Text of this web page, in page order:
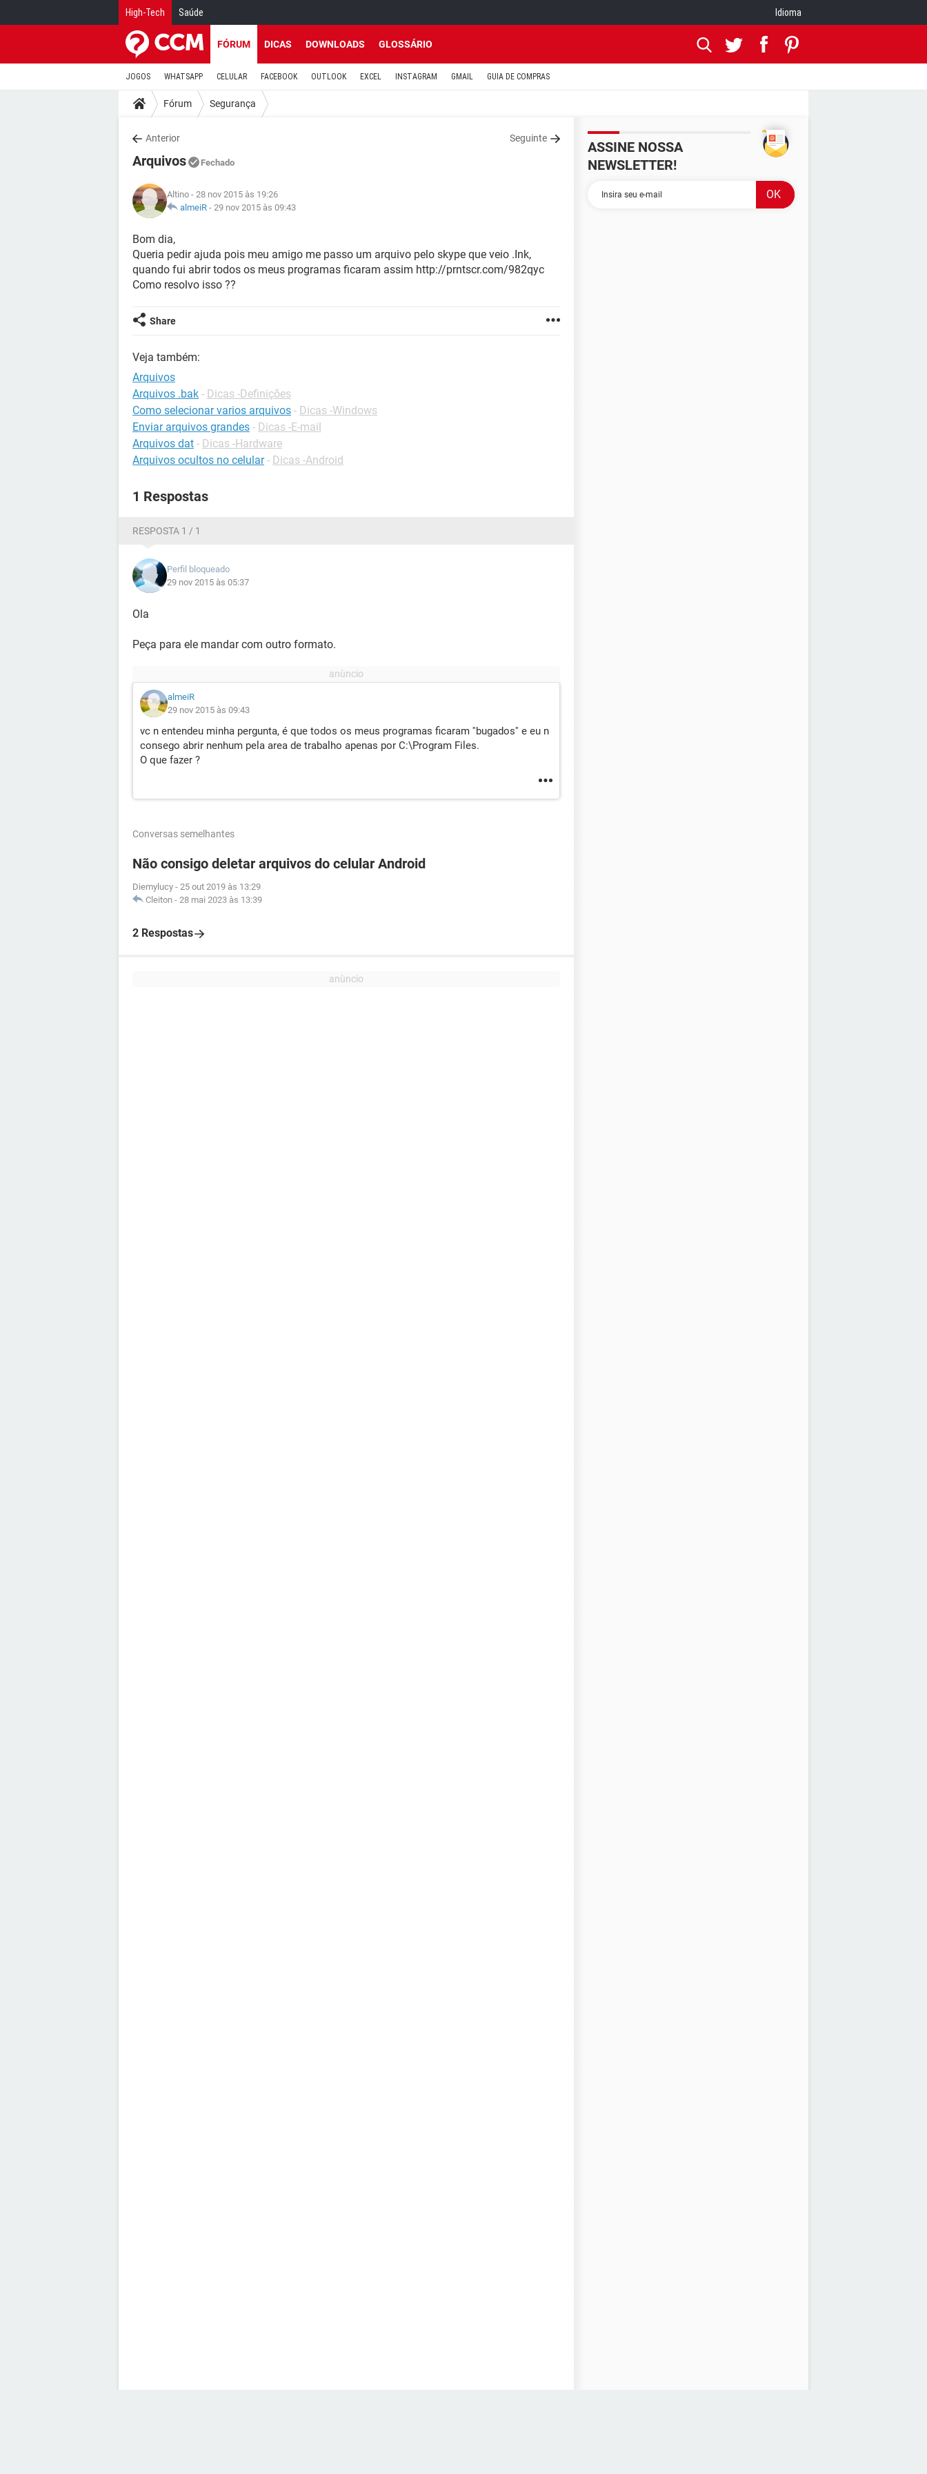
High-Tech Saúde Idioma
FÓRUM DICAS DOWNLOADS GLOSSÁRIO
JOGOS WHATSAPP CELULAR FACEBOOK OUTLOOK EXCEL INSTAGRAM GMAIL GUIA DE COMPRAS
Fórum Segurança
Anterior Seguinte
Arquivos Fechado
Altino - 28 nov 2015 às 19:26
almeiR - 29 nov 2015 às 09:43
Bom dia,
Queria pedir ajuda pois meu amigo me passo um arquivo pelo skype que veio .Ink,
quando fui abrir todos os meus programas ficaram assim http://prntscr.com/982qyc
Como resolvo isso ??
Share
Veja também:
Arquivos
Arquivos .bak - Dicas -Definições
Como selecionar varios arquivos - Dicas -Windows
Enviar arquivos grandes - Dicas -E-mail
Arquivos dat - Dicas -Hardware
Arquivos ocultos no celular - Dicas -Android
1 Respostas
RESPOSTA 1 / 1
Perfil bloqueado
29 nov 2015 às 05:37
Ola
Peça para ele mandar com outro formato.
almeiR
29 nov 2015 às 09:43
vc n entendeu minha pergunta, é que todos os meus programas ficaram ''bugados'' e eu n
consego abrir nenhum pela area de trabalho apenas por C:\Program Files.
O que fazer ?
Conversas semelhantes
Não consigo deletar arquivos do celular Android
Diemylucy - 25 out 2019 às 13:29
Cleiton - 28 mai 2023 às 13:39
2 Respostas
ASSINE NOSSA
NEWSLETTER!